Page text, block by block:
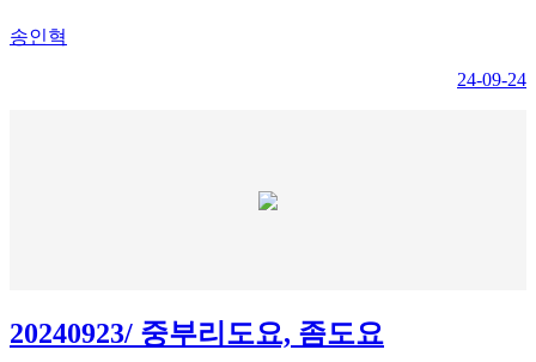
송인혁
24-09-24
20240923/ 중부리도요, 좀도요